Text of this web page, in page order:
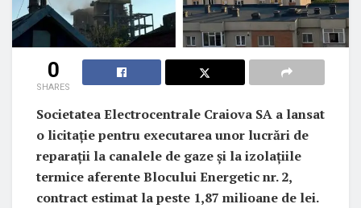
0
SHARES
Societatea Electrocentrale Craiova SA a lansat
o licitație pentru executarea unor lucrări de
reparații la canalele de gaze și la izolațiile
termice aferente Blocului Energetic nr. 2,
contract estimat la peste 1,87 milioane de lei.